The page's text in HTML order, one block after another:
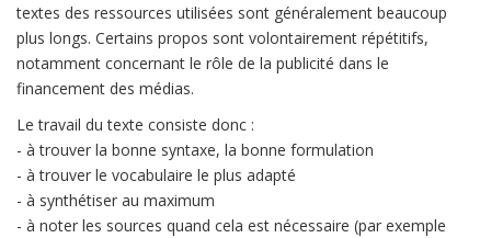
textes des ressources utilisées sont généralement beaucoup
plus longs. Certains propos sont volontairement répétitifs,
notamment concernant le rôle de la publicité dans le
financement des médias.
Le travail du texte consiste donc :
- à trouver la bonne syntaxe, la bonne formulation
- à trouver le vocabulaire le plus adapté
- à synthétiser au maximum
- à noter les sources quand cela est nécessaire (par exemple